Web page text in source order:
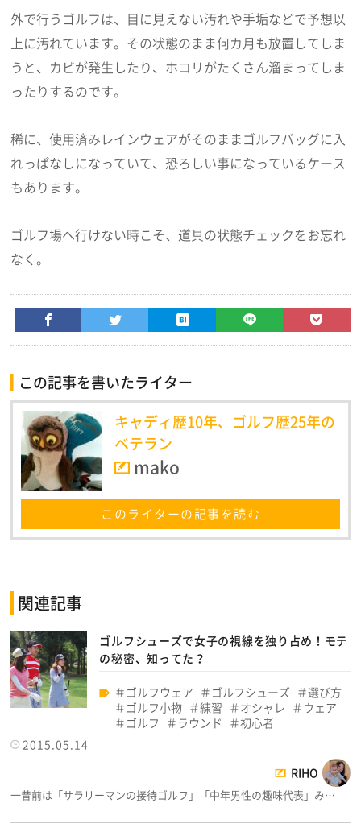
外で行うゴルフは、目に見えない汚れや手垢などで予想以
上に汚れています。その状態のまま何カ月も放置してしま
うと、カビが発生したり、ホコリがたくさん溜まってしま
ったりするのです。
稀に、使用済みレインウェアがそのままゴルフバッグに入
れっぱなしになっていて、恐ろしい事になっているケース
もあります。
ゴルフ場へ行けない時こそ、道具の状態チェックをお忘れ
なく。
この記事を書いたライター
キャディ歴10年、ゴルフ歴25年の
ベテラン
mako
このライターの記事を読む
関連記事
ゴルフシューズで女子の視線を独り占め！モテ
の秘密、知ってた？
ゴルフウェア ゴルフシューズ
選び方
ゴルフ小物
練習 オシャレ
ウェア
ゴルフ
ラウンド
初心者
2015.05.14
RIHO
一昔前は「サラリーマンの接待ゴルフ」「中年男性の趣味代表」み…